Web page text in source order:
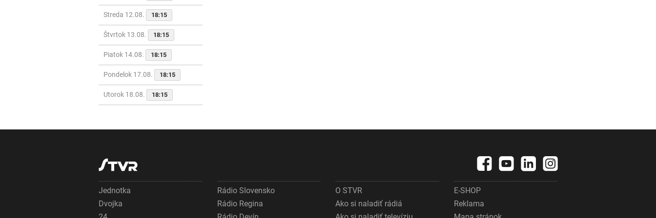
Streda 12.08. 18:15
Štvrtok 13.08. 18:15
Piatok 14.08. 18:15
Pondelok 17.08. 18:15
Utorok 18.08. 18:15
Jednotka
Dvojka
Rádio Slovensko
Rádio Regina
O STVR
Ako si naladiť rádiá
E-SHOP
Reklama